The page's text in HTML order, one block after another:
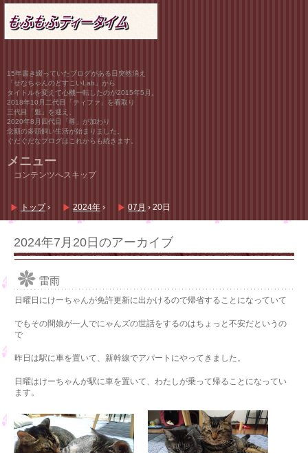
15年書き綴っていたブログがある日突然消え
「せなちゃんのどすこいLab」から
タイトルを変えて心機一転したのが2015年5月。
2018年10月二代目「ティファ」を看取り
三代目「魁」を迎え、
2020年8月四代目「尊」が加わり
念願の多頭飼い生活が始まりました。
ぐだぐだなブログはこれからも続きます。
メニュー
コンテンツへスキップ
トップ › 2024年 › 07月 › 20日
2024年7月20日 のアーカイブ
雷雨
日曜日にけーちゃんが免許更新に出かけるので帰省することになっていて
でもその間娘が一人でにゃんズの世話をするのはちょっと不安だというの
で
昨日は駅に車を置いて、新幹線でアパートにやってきました。
日曜はけーちゃんが駅に車を置いて、わたしが乗って帰ることになってい
ます。